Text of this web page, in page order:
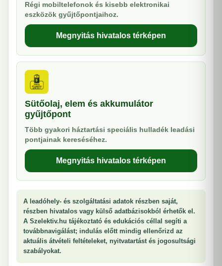
Régi mobiltelefonok és kisebb elektronikai
eszközök gyűjtőpontjaihoz.
Megnyitás hivatalos térképen
Sütőolaj, elem és akkumulátor
gyűjtőpont
Több gyakori háztartási speciális hulladék leadási
pontjainak kereséséhez.
Megnyitás hivatalos térképen
A leadóhely- és szolgáltatási adatok részben saját,
részben hivatalos vagy külső adatbázisokból érhetők el.
A Szelektiv.hu tájékoztató és edukációs céllal segíti a
továbbnavigálást; indulás előtt mindig ellenőrizd az
aktuális átvételi feltételeket, nyitvatartást és jogosultsági
szabályokat.